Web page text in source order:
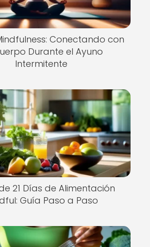
Conectando con
Durante el Ayuno
Intermitente
21 Días de Alimentación
Guía Paso a Paso